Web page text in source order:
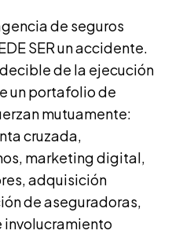
de seguros
SER un accidente.
de la ejecución
un portafolio de
mutuamente:
cruzada,
marketing digital,
adquisición
de aseguradoras,
involucramiento